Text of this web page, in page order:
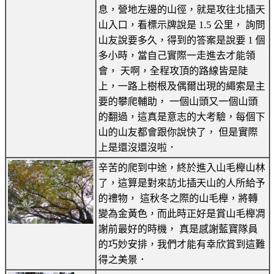
息，營地左邊的山徑，就是攻往北插天
山入口，看標示牌說是 1.5 公里， 詢問
山友說要多久，得到的答案是說要 1 個
多小時，當自己實際一走進去才能領
會， 天啊，全程攻頂的路線皆是陡
上，一路上樹根及偶爾出現的繩索是主
要的攀爬輔助， 一個山頭又一個山頭
的翻過，這真是意志的大考驗，每個下
山的山友都會跟你說快了， 但是實際
上是還沒還沒啦．
辛苦的爬到中途，終於進入山毛櫸山林
了，這算是對來訪北插天山的人所給予
的禮物， 這秋冬之際的山毛櫸，將轉
變為金黃色，而此時正好是賞山毛櫸凋
謝前最好的時機， 真是感謝藍寶隊員
的巧妙安排，我們才能有幸欣賞到這難
得之美景．